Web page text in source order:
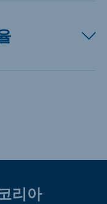
리아